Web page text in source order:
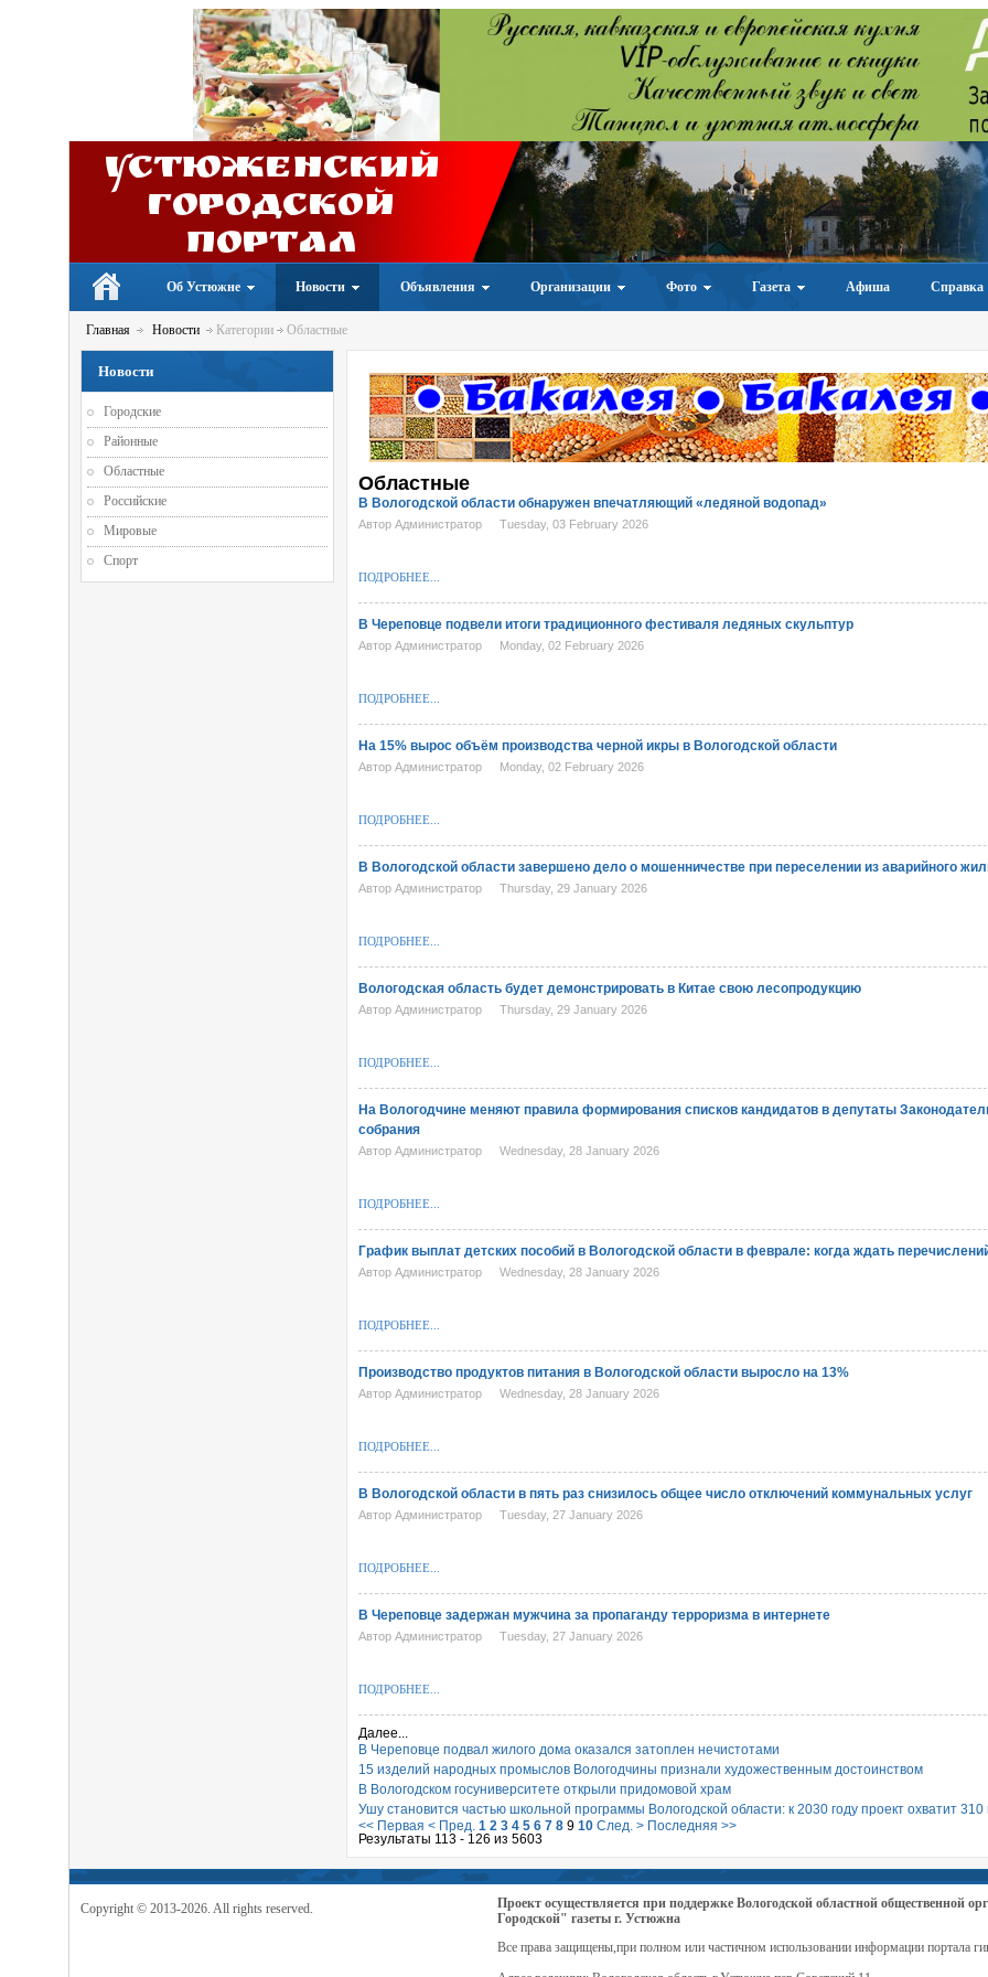
Устюженский
Городской
портал
Об Устюжне Новости Объявления Организации Фото Газета Афиша Справка
Главная Новости Категории Областные
Областные
В Вологодской области обнаружен впечатляющий «ледяной водопад»
Автор Администратор Tuesday, 03 February 2026
ПОДРОБНЕЕ...
В Череповце подвели итоги традиционного фестиваля ледяных скульптур
Автор Администратор Monday, 02 February 2026
ПОДРОБНЕЕ...
На 15% вырос объём производства черной икры в Вологодской области
Автор Администратор Monday, 02 February 2026
ПОДРОБНЕЕ...
В Вологодской области завершено дело о мошенничестве при переселении из аварийного
Автор Администратор Thursday, 29 January 2026
ПОДРОБНЕЕ...
Вологодская область будет демонстрировать в Китае свою лесопродукцию
Автор Администратор Thursday, 29 January 2026
ПОДРОБНЕЕ...
На Вологодчине меняют правила формирования списков кандидатов в депутаты
собрания
Автор Администратор Wednesday, 28 January 2026
ПОДРОБНЕЕ...
График выплат детских пособий в Вологодской области в феврале: когда ждать
Автор Администратор Wednesday, 28 January 2026
ПОДРОБНЕЕ...
Производство продуктов питания в Вологодской области выросло на 13%
Автор Администратор Wednesday, 28 January 2026
ПОДРОБНЕЕ...
В Вологодской области в пять раз снизилось общее число отключений коммунальных услуг
Автор Администратор Tuesday, 27 January 2026
ПОДРОБНЕЕ...
В Череповце задержан мужчина за пропаганду терроризма в интернете
Автор Администратор Tuesday, 27 January 2026
ПОДРОБНЕЕ...
Далее...
В Череповце подвал жилого дома оказался затоплен нечистотами
15 изделий народных промыслов Вологодчины признали художественным достоинством
В Вологодском госуниверситете открыли придомовой храм
Ушу становится частью школьной программы Вологодской области: к 2030 году проект охватит
<< Первая < Пред. 1 2 3 4 5 6 7 8 9 10 След. > Последняя >>
Результаты 113 - 126 из 5603
Новости
Городские
Районные
Областные
Российские
Мировые
Спорт
Copyright © 2013-2026. All rights reserved.
Проект осуществляется при поддержке Вологодской областной
Городской" газеты г. Устюжна
Все права защищены,при полном или частичном использовании информации портала